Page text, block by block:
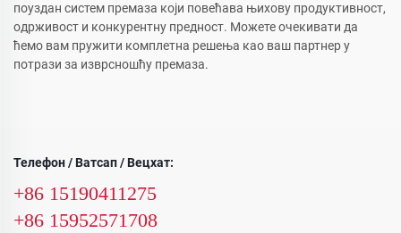
поуздан систем премаза који повећава њихову продуктивност,
одрживост и конкурентну предност. Можете очекивати да
ћемо вам пружити комплетна решења као ваш партнер у
потрази за изврсношћу премаза.
Телефон / Ватсап / Вецхат:
+86 15190411275
+86 15952571708